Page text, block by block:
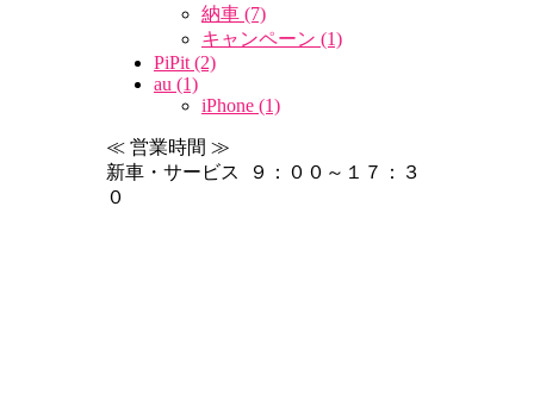
納車 (7)
キャンペーン (1)
PiPit (2)
au (1)
iPhone (1)
≪ 営業時間 ≫
新車・サービス ９：００～１７：３
０